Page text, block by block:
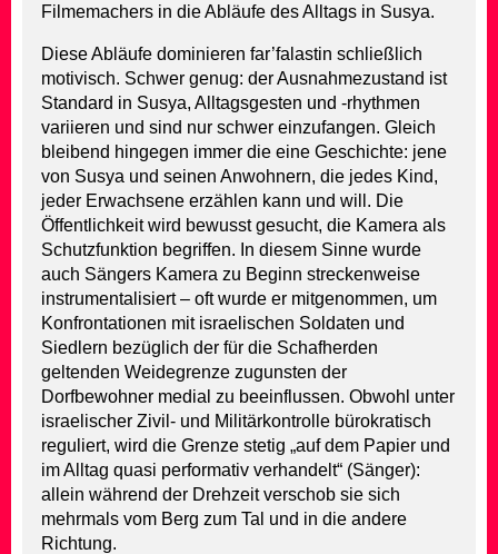
Filmemachers in die Abläufe des Alltags in Susya.
Diese Abläufe dominieren far’falastin schließlich
motivisch. Schwer genug: der Ausnahmezustand ist
Standard in Susya, Alltagsgesten und -rhythmen
variieren und sind nur schwer einzufangen. Gleich
bleibend hingegen immer die eine Geschichte: jene
von Susya und seinen Anwohnern, die jedes Kind,
jeder Erwachsene erzählen kann und will. Die
Öffentlichkeit wird bewusst gesucht, die Kamera als
Schutzfunktion begriffen. In diesem Sinne wurde
auch Sängers Kamera zu Beginn streckenweise
instrumentalisiert – oft wurde er mitgenommen, um
Konfrontationen mit israelischen Soldaten und
Siedlern bezüglich der für die Schafherden
geltenden Weidegrenze zugunsten der
Dorfbewohner medial zu beeinflussen. Obwohl unter
israelischer Zivil- und Militärkontrolle bürokratisch
reguliert, wird die Grenze stetig „auf dem Papier und
im Alltag quasi performativ verhandelt“ (Sänger):
allein während der Drehzeit verschob sie sich
mehrmals vom Berg zum Tal und in die andere
Richtung.